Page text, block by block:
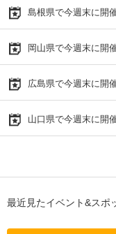
島根県で今週末に開
岡山県で今週末に開
広島県で今週末に開
山口県で今週末に開
最近見たイベント&スポ